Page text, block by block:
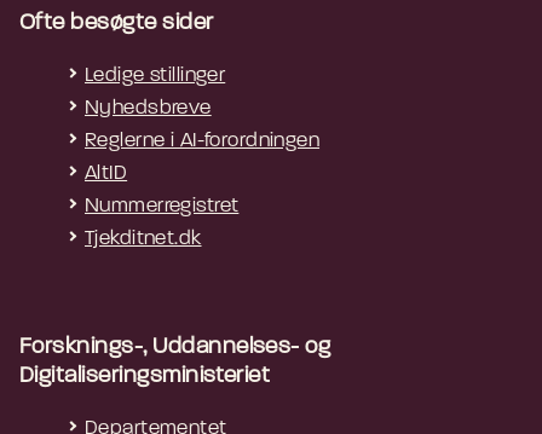
Ofte besøgte sider
Ledige stillinger
Nyhedsbreve
Reglerne i AI-forordningen
AltID
Nummerregistret
Tjekditnet.dk
Forsknings-, Uddannelses- og
Digitaliseringsministeriet
Departementet